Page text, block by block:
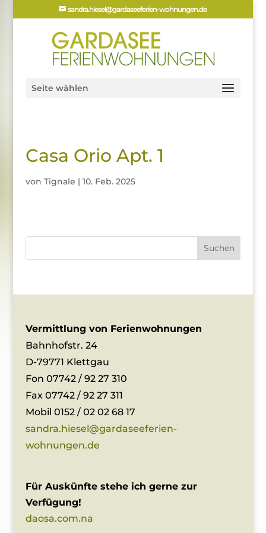
sandra.hiesel@gardaseeferien-wohnungen.de
Seite wählen
Casa Orio Apt. 1
von Tignale | 10. Feb. 2025
Suchen
Vermittlung von Ferienwohnungen
Bahnhofstr. 24
D-79771 Klettgau
Fon 07742 / 92 27 310
Fax 07742 / 92 27 311
Mobil 0152 / 02 02 68 17
sandra.hiesel@gardaseeferien-
wohnungen.de
Für Auskünfte stehe ich gerne zur
Verfügung!
daosa.com.na